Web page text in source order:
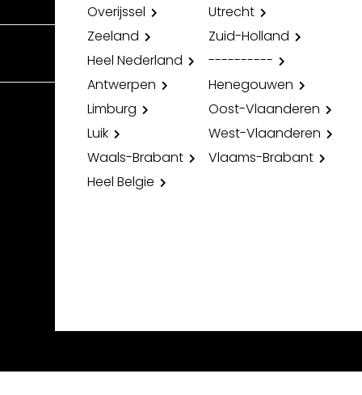
Overijssel
Utrecht
Zeeland
Zuid-Holland
Heel Nederland
----------
Antwerpen
Henegouwen
Limburg
Oost-Vlaanderen
Luik
West-Vlaanderen
Waals-Brabant
Vlaams-Brabant
Heel Belgie